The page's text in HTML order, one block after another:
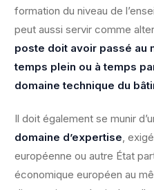
formation du niveau de
peut aussi servir comme
poste doit avoir passé au
temps plein ou à temps
domaine technique du
Il doit également se munir
domaine d’expertise,
européenne ou autre État
économique européen au